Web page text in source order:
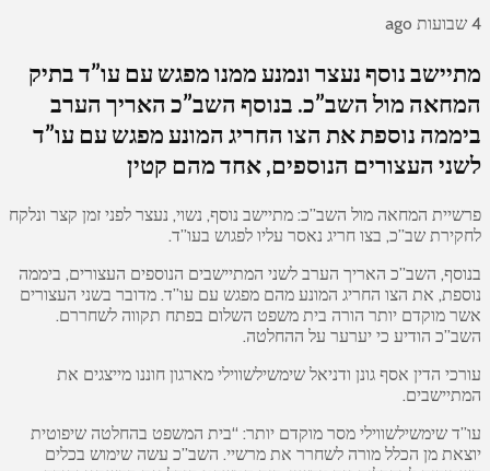
4 שבועות ago
מתיישב נוסף נעצר ונמנע ממנו מפגש עם עו”ד בתיק
המחאה מול השב”כ. בנוסף השב”כ האריך הערב
ביממה נוספת את הצו החריג המונע מפגש עם עו”ד
לשני העצורים הנוספים, אחד מהם קטין
פרשיית המחאה מול השב”כ: מתיישב נוסף, נשוי, נעצר לפני זמן קצר ונלקח
לחקירת שב”כ, בצו חריג נאסר עליו לפגוש בעו”ד.
בנוסף, השב”כ האריך הערב לשני המתיישבים הנוספים העצורים, ביממה
נוספת, את הצו החריג המונע מהם מפגש עם עו”ד. מדובר בשני העצורים
אשר מוקדם יותר הורה בית משפט השלום בפתח תקווה לשחררם.
השב”כ הודיע כי יערער על ההחלטה.
עורכי הדין אסף גונן ודניאל שימשילשווילי מארגון חוננו מייצגים את
המתיישבים.
עו”ד שימשילשווילי מסר מוקדם יותר: “בית המשפט בהחלטה שיפוטית
יוצאת מן הכלל מורה לשחרר את מרשיי. השב”כ עשה שימוש בכלים